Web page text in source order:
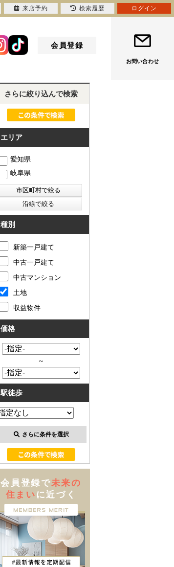
会員登録
お問い合わせ
さらに絞り込んで検索
エリア
愛知県
岐阜県
種別
新築一戸建て
中古一戸建て
中古マンション
土地
収益物件
価格
～
駅徒歩
さらに条件を選択
会員登録で未来の
住まい に近づく
来店予約 検索履歴 ログイン